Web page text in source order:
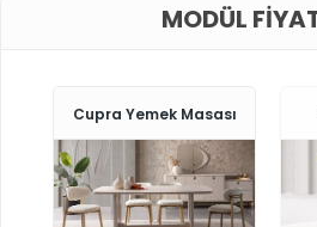
MODÜL
Cupra Yemek Masası